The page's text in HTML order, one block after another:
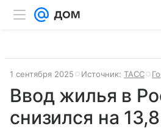
1 сентября 2025 Источник: ТАСС
Ввод жилья в
снизился на